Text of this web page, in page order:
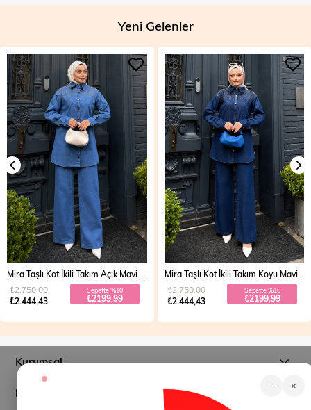
Yeni Gelenler
₺2.444,43
₺2.750,00 Sepette %10
₺2199,99
Mira Taşlı Kot İkili Takım Koyu Mavi 19286
₺2.444,43
₺2.750,00 Sepette %10
₺2199,99
Kurumsal
Müşteri İlişkileri − ×